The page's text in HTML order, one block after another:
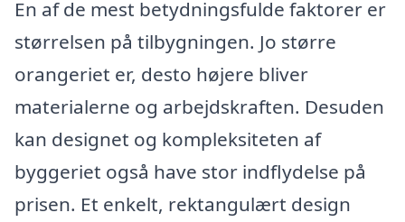
En af de mest betydningsfulde faktorer er
størrelsen på tilbygningen. Jo større
orangeriet er, desto højere bliver
materialerne og arbejdskraften. Desuden
kan designet og kompleksiteten af
byggeriet også have stor indflydelse på
prisen. Et enkelt, rektangulært design